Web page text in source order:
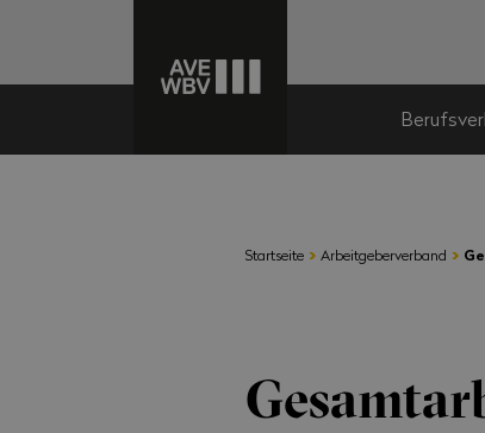
Startseite › Arbeitgeberverband ›